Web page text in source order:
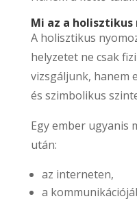
Mi az a holisztikus
A holisztikus
helyzetet ne csak
vizsgáljunk, hanem
és szimbolikus
Egy ember ugyanis
után:
az interneten,
a